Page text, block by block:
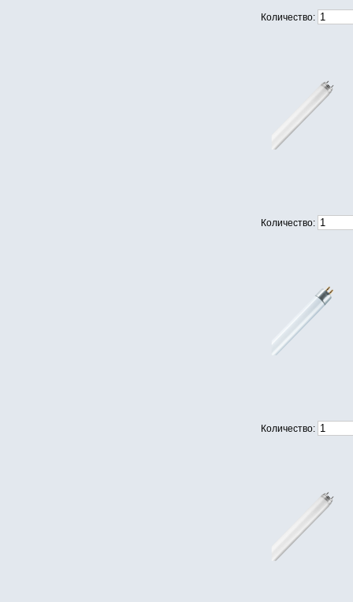
Количество:
Количество:
Количество: